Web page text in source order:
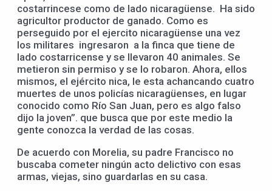
costarrincese como de lado nicaragüense. Ha sido
agricultor productor de ganado. Como es
perseguido por el ejercito nicaragüense una vez
los militares ingresaron a la finca que tiene de
lado costarricense y se llevaron 40 animales. Se
metieron sin permiso y se lo robaron. Ahora, ellos
mismos, el ejército nica, le esta achancando cuatro
muertes de unos policías nicaragüenses, en lugar
conocido como Río San Juan, pero es algo falso
dijo la joven”. que busca que por este medio la
gente conozca la verdad de las cosas.
De acuerdo con Morelia, su padre Francisco no
buscaba cometer ningún acto delictivo con esas
armas, viejas, sino guardarlas en su casa.